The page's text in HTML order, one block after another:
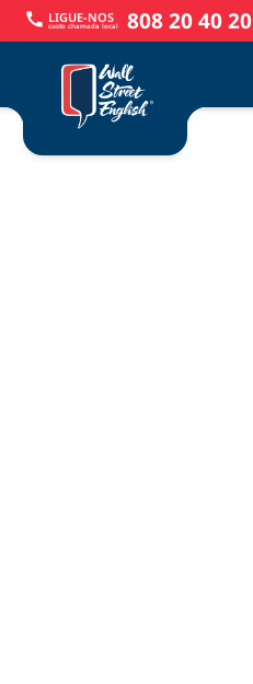
call LIGUE-NOS
custo chamada local 808 20 40 20